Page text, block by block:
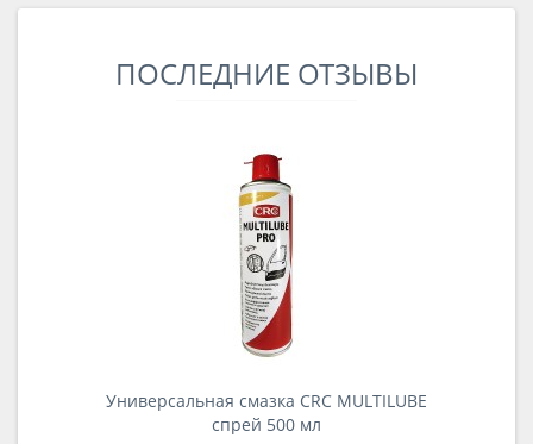
ПОСЛЕДНИЕ ОТЗЫВЫ
Универсальная смазка CRC MULTILUBE
спрей 500 мл